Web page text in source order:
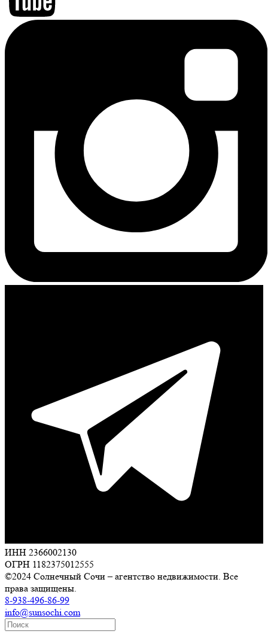
ИНН 2366002130
ОГРН 1182375012555
©2024 Солнечный Сочи – агентство недвижимости. Все
права защищены.
8-938-496-86-99
info@sunsochi.com